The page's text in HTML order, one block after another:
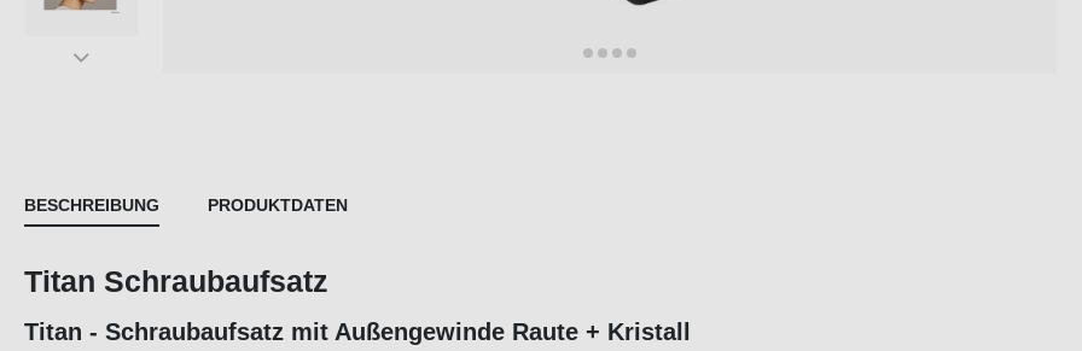
BESCHREIBUNG PRODUKTDATEN
Titan Schraubaufsatz
Titan - Schraubaufsatz mit Außengewinde Raute + Kristall